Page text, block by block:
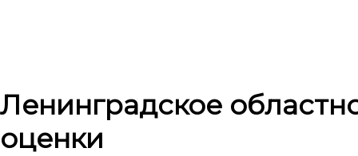
Ленинградское
оценки